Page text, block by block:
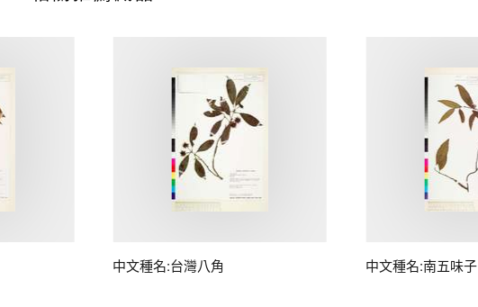
中文種名:台灣八角 中文種名:南五味子